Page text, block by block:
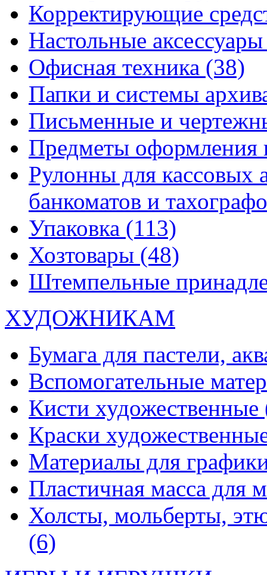
Корректирующие
Настольные
Офисная техника (38)
Папки и системы
Письменные и
Предметы оформления
Рулонны для кассовых
банкоматов и
Упаковка (113)
Хозтовары (48)
Штемпельные
ХУДОЖНИКАМ
Бумага для пастели,
Вспомогательные
Кисти художественные
Краски
Материалы для
Пластичная масса для
Холсты, мольберты,
(6)